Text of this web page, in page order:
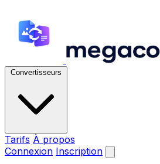
Convertisseurs
Tarifs À propos
Connexion Inscription